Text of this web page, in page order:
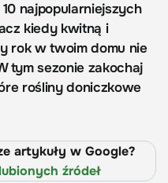
najpopularniejszych
kiedy kwitną i
rok w twoim domu nie
tym sezonie zakochaj
rośliny doniczkowe
artykuły w Google?
źródeł